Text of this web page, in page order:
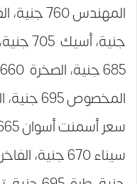
المخصوص 695 جنية، الممتاز 640 جنية .